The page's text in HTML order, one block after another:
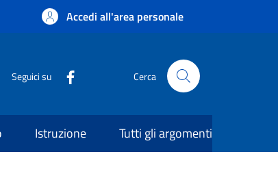
Accedi all'area personale
Seguici su Cerca
Istruzione Tutti gli argomenti